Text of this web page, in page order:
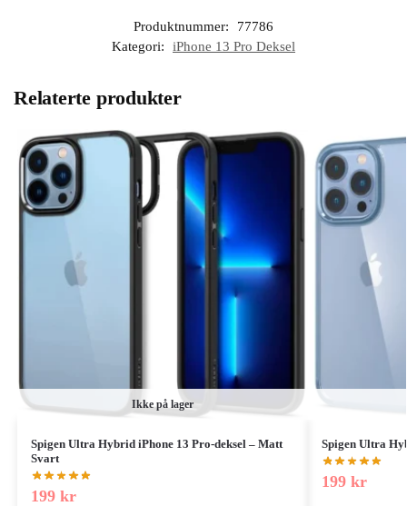
Produktnummer:
77786
Kategori:
iPhone 13 Pro Deksel
Relaterte produkter
Ikke på lager
Spigen Ultra Hybrid iPhone 13 Pro-deksel – Matt
Svart
199 kr
Spigen Ultra
199 kr